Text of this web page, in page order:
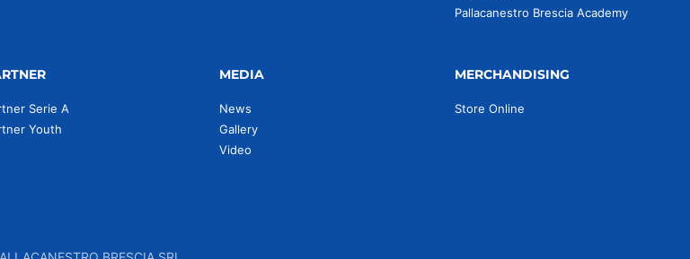
Pallacanestro Brescia Academy
Serie A
Youth
MEDIA
News
Gallery
Video
MERCHANDISING
Store Online